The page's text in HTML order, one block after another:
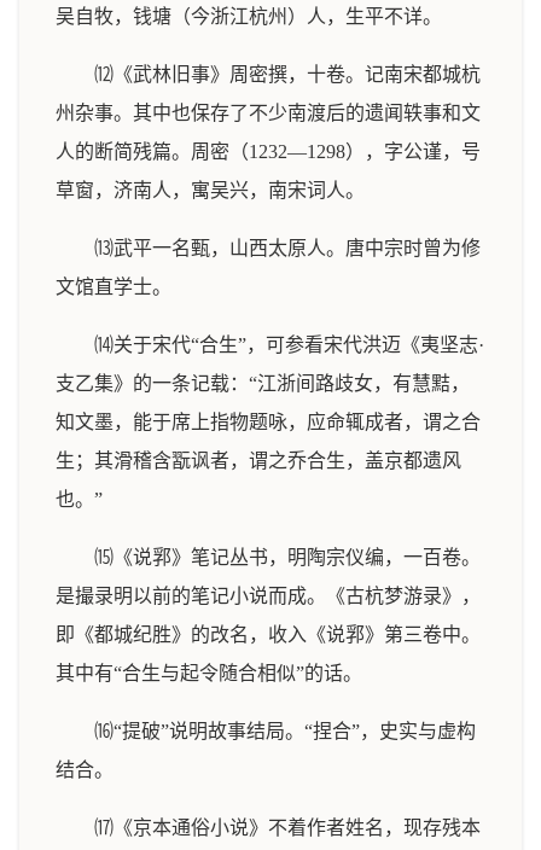
吴自牧，钱塘（今浙江杭州）人，生平不详。
⑿《武林旧事》周密撰，十卷。记南宋都城杭
州杂事。其中也保存了不少南渡后的遗闻轶事和文
人的断简残篇。周密（1232—1298），字公谨，号
草窗，济南人，寓吴兴，南宋词人。
⒀武平一名甄，山西太原人。唐中宗时曾为修
文馆直学士。
⒁关于宋代“合生”，可参看宋代洪迈《夷坚志·
支乙集》的一条记载：“江浙间路歧女，有慧黠，
知文墨，能于席上指物题咏，应命辄成者，谓之合
生；其滑稽含翫讽者，谓之乔合生，盖京都遗风
也。”
⒂《说郛》笔记丛书，明陶宗仪编，一百卷。
是撮录明以前的笔记小说而成。《古杭梦游录》，
即《都城纪胜》的改名，收入《说郛》第三卷中。
其中有“合生与起令随合相似”的话。
⒃“提破”说明故事结局。“捏合”，史实与虚构
结合。
⒄《京本通俗小说》不着作者姓名，现存残本